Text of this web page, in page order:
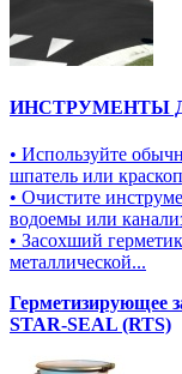
ИНСТРУМЕНТЫ
• Используйте
шпатель или
• Очистите
водоемы или
• Засохший
металлической...
Герметизирующее
STAR-SEAL (RTS)